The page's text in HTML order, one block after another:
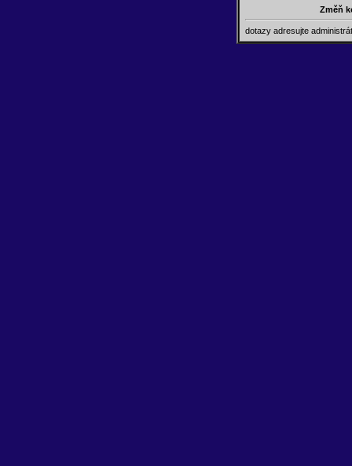
Změň
dotazy adresujte